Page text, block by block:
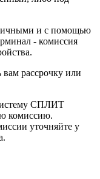
и с помощью
- комиссия
рассрочку или
СПЛИТ
комиссию.
уточняйте у